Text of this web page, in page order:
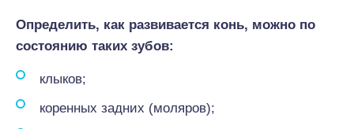
Определить, как развивается конь, можно по
состоянию таких зубов:
клыков;
коренных задних (моляров);